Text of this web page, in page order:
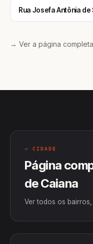
Rua Josefa Antônia de
→ Ver a página
→ CIDADE
Página
de Caiana
Ver todos os